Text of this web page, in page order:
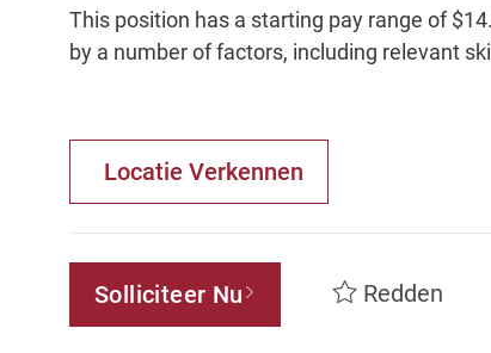
This position has a starting pay range of
by a number of factors, including relevant
Locatie Verkennen
Solliciteer Nu Redden